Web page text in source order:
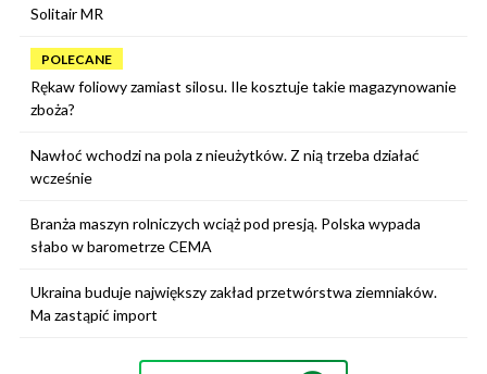
Solitair MR
POLECANE
Rękaw foliowy zamiast silosu. Ile kosztuje takie magazynowanie
zboża?
Nawłoć wchodzi na pola z nieużytków. Z nią trzeba działać
wcześnie
Branża maszyn rolniczych wciąż pod presją. Polska wypada
słabo w barometrze CEMA
Ukraina buduje największy zakład przetwórstwa ziemniaków.
Ma zastąpić import